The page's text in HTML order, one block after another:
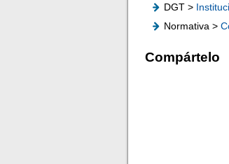
DGT >
Normativa >
Compártelo